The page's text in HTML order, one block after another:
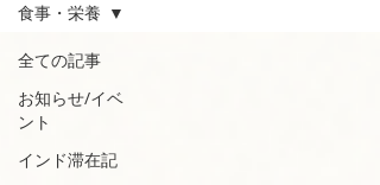
全ての記事
お知らせ/イベ
ント
インド滞在記
食事・栄養